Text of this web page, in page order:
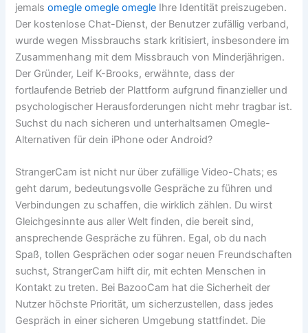
jemalsomegle omegle omegle Ihre Identität preiszugeben.
Der kostenlose Chat-Dienst, der Benutzer zufällig verband,
wurde wegen Missbrauchs stark kritisiert, insbesondere im
Zusammenhang mit dem Missbrauch von Minderjährigen.
Der Gründer, Leif K-Brooks, erwähnte, dass der
fortlaufende Betrieb der Plattform aufgrund finanzieller und
psychologischer Herausforderungen nicht mehr tragbar ist.
Suchst du nach sicheren und unterhaltsamen Omegle-
Alternativen für dein iPhone oder Android?
StrangerCam ist nicht nur über zufällige Video-Chats; es
geht darum, bedeutungsvolle Gespräche zu führen und
Verbindungen zu schaffen, die wirklich zählen. Du wirst
Gleichgesinnte aus aller Welt finden, die bereit sind,
ansprechende Gespräche zu führen. Egal, ob du nach
Spaß, tollen Gesprächen oder sogar neuen Freundschaften
suchst, StrangerCam hilft dir, mit echten Menschen in
Kontakt zu treten. Bei BazooCam hat die Sicherheit der
Nutzer höchste Priorität, um sicherzustellen, dass jedes
Gespräch in einer sicheren Umgebung stattfindet. Die